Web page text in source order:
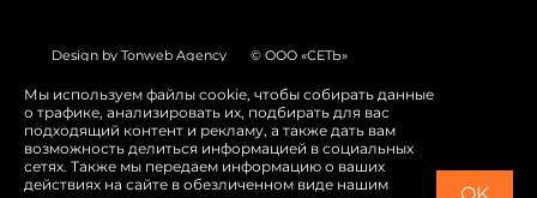
Design by Tonweb Agency © ООО «СЕТЬ»
Политика конфиденциальности Карта сайта
Switch to English
Мы используем файлы cookie, чтобы собирать данные
о трафике, анализировать их, подбирать для вас
подходящий контент и рекламу, а также дать вам
возможность делиться информацией в социальных
сетях. Также мы передаем информацию о ваших
действиях на сайте в обезличенном виде нашим
OK